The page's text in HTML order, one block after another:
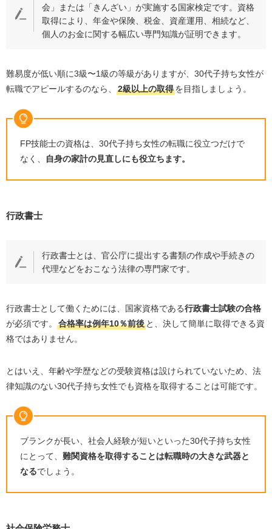
会」または「きんざい」が実施する国家検定です。資格
取得により、年金や保険、税金、資産運用、相続など、
個人のお金に関する幅広い専門知識が証明できます。
難易度が低い順に3級〜1級の等級がありますが、 30代子持ち女性が
転職でアピールするのなら、
2級以上の取得を目指しましょう。
FP技能士の資格は、 30代子持ち女性の転職に役立つだけで
なく、
自身の家計の見直しにも役立ちます。
行政書士
行政書士とは、官公庁に提出する書類の作成や手続きの
代理などをおこなう法律の専門家です。
行政書士として働くためには、国家資格である行政書士試験の合格
が必須です。
合格率は例年10％前後と、決して簡単に取得できる資
格ではありません。
とはいえ、年齢や学歴などの受験資格は設けられていないため、法
律知識のない30代子持ち女性でも資格を取得することは可能です。
ブランクが長い、社会人経験が短いといった30代子持ち女性
にとって、 難関資格を取得することは転職時の大きな武器と
なるでしょう。